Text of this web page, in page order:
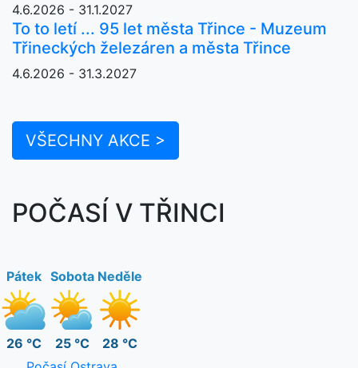
4.6.2026 - 31.1.2027
To to letí ... 95 let města Třince - Muzeum
Třineckých železáren a města Třince
4.6.2026 - 31.3.2027
VŠECHNY AKCE >
POČASÍ V TŘINCI
Pátek
26 °C
Sobota
25 °C
Neděle
28 °C